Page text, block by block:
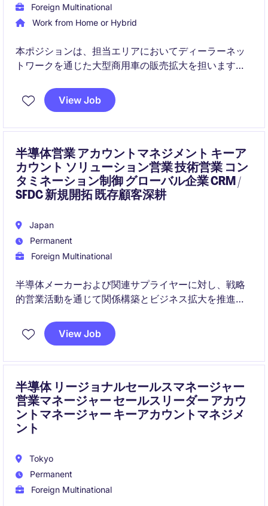
Foreign Multinational
Work from Home or Hybrid
本ポジションは、担当エリアにおいてディーラーネッ
トワークを通じた大型商用車の販売拡大を担います。
ける市場シェア拡大を推進する役割です。
View Job
半導体営業 アカウントマネジメント キーア
カウント ソリューション営業 技術営業 コン
タミネーション制御 グローバル企業 CRM /
SFDC 新規開拓 既存顧客深耕
Japan
Permanent
Foreign Multinational
半導体メーカーおよび関連サプライヤーに対し、戦略
的営業活動を通じて関係構築とビジネス拡大を推進す
View Job
半導体 リージョナルセールスマネージャー
営業マネージャー セールスリーダー アカウ
ントマネージャー キーアカウントマネジメ
ント
Tokyo
Permanent
Foreign Multinational